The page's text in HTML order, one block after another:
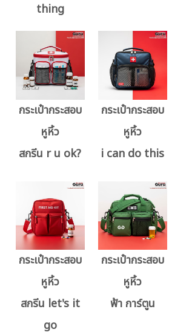
thing
กระเป๋ากระสอบ
หูหิ้ว
สกรีน r u ok?
กระเป๋ากระสอบ
หูหิ้ว
i can do this
กระเป๋ากระสอบ
หูหิ้ว
สกรีน let's it
go
กระเป๋ากระสอบ
หูหิ้ว
ฟ้า การ์ตูน